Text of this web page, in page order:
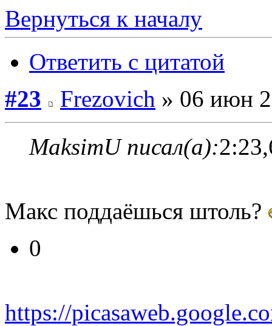
Вернуться к началу
Ответить с цитатой
#23
Frezovich » 06 июн
MaksimU писал(а):
Макс поддаёшься штоль?
0
https://